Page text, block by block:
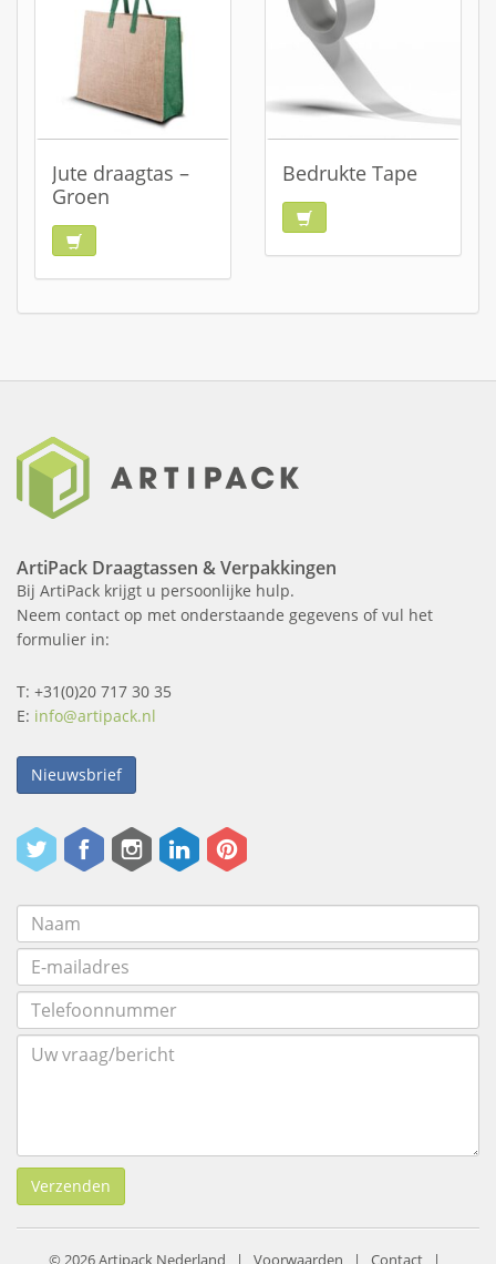
Jute draagtas –
Groen
Bedrukte Tape
ArtiPack Draagtassen & Verpakkingen
Bij ArtiPack krijgt u persoonlijke hulp.
Neem contact op met onderstaande gegevens of vul het
formulier in:
T: +31(0)20 717 30 35
E: info@artipack.nl
Nieuwsbrief
Verzenden
© 2026 Artipack Nederland | Voorwaarden | Contact |